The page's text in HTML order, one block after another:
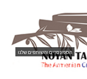
הספונסרים והשותפים שלנו
וחינוך בישראל